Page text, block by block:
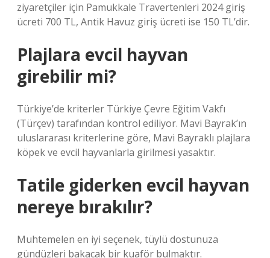
ziyaretçiler için Pamukkale Travertenleri 2024 giriş
ücreti 700 TL, Antik Havuz giriş ücreti ise 150 TL’dir.
Plajlara evcil hayvan
girebilir mi?
Türkiye’de kriterler Türkiye Çevre Eğitim Vakfı
(Türçev) tarafından kontrol ediliyor. Mavi Bayrak’ın
uluslararası kriterlerine göre, Mavi Bayraklı plajlara
köpek ve evcil hayvanlarla girilmesi yasaktır.
Tatile giderken evcil hayvan
nereye bırakılır?
Muhtemelen en iyi seçenek, tüylü dostunuza
gündüzleri bakacak bir kuaför bulmaktır.